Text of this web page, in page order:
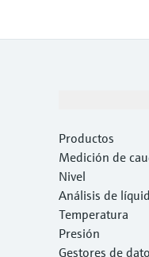
Productos
Medición de
Nivel
Análisis de
Temperatura
Presión
Gestores de